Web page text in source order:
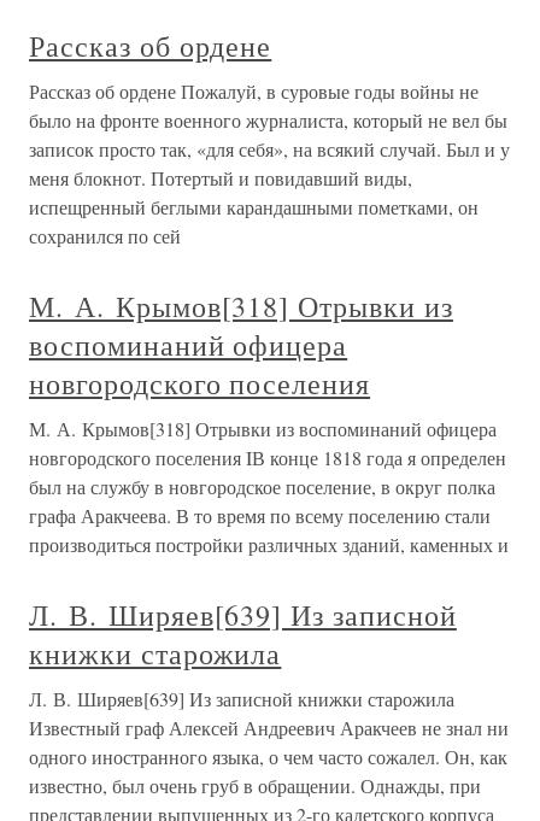
Рассказ об ордене
Рассказ об ордене Пожалуй, в суровые годы войны не
было на фронте военного журналиста, который не вел бы
записок просто так, «для себя», на всякий случай. Был и у
меня блокнот. Потертый и повидавший виды,
испещренный беглыми карандашными пометками, он
сохранился по сей
М. А. Крымов[318] Отрывки из
воспоминаний офицера
новгородского поселения
М. А. Крымов[318] Отрывки из воспоминаний офицера
новгородского поселения IВ конце 1818 года я определен
был на службу в новгородское поселение, в округ полка
графа Аракчеева. В то время по всему поселению стали
производиться постройки различных зданий, каменных и
Л. В. Ширяев[639] Из записной
книжки старожила
Л. В. Ширяев[639] Из записной книжки старожила
Известный граф Алексей Андреевич Аракчеев не знал ни
одного иностранного языка, о чем часто сожалел. Он, как
известно, был очень груб в обращении. Однажды, при
представлении выпушенных из 2-го кадетского корпуса